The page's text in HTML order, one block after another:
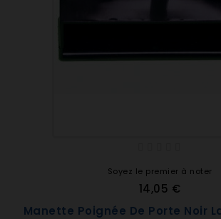
Soyez le premier à noter
14,05 €
Manette Poignée De Porte Noir